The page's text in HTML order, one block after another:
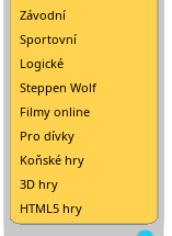
Závodní
Sportovní
Logické
Steppen Wolf
Filmy online
Pro dívky
Koňské hry
3D hry
HTML5 hry